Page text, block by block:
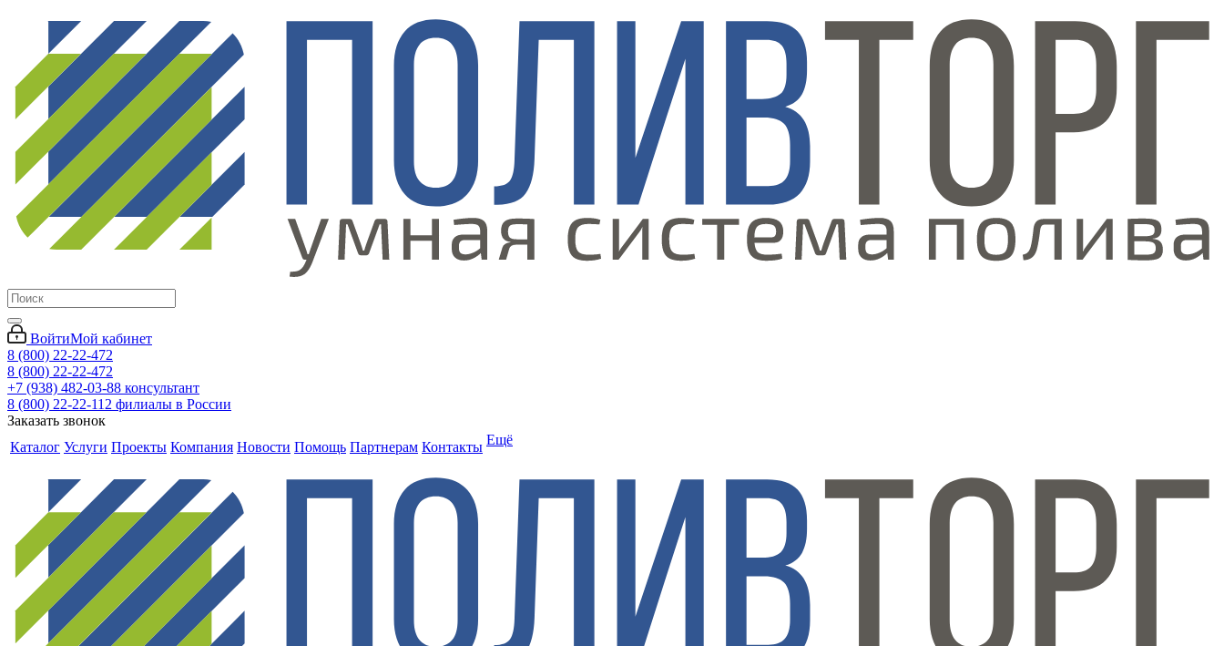
ВойтиМой кабинет
8 (800) 22-22-472
8 (800) 22-22-472
+7 (938) 482-03-88 консультант
8 (800) 22-22-112 филиалы в России
Заказать звонок
Каталог Услуги Проекты Компания Новости Помощь Партнерам Контакты Ещё